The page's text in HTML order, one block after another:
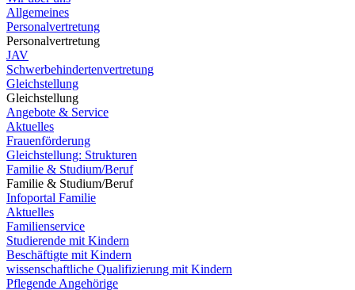
Allgemeines
Personalvertretung
Personalvertretung
JAV
Schwerbehindertenvertretung
Gleichstellung
Gleichstellung
Angebote & Service
Aktuelles
Frauenförderung
Gleichstellung: Strukturen
Familie & Studium/Beruf
Familie & Studium/Beruf
Infoportal Familie
Aktuelles
Familienservice
Studierende mit Kindern
Beschäftigte mit Kindern
wissenschaftliche Qualifizierung mit Kindern
Pflegende Angehörige